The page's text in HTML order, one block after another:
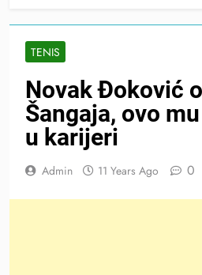
TENIS
Novak Đoković
Šangaja, ovo
u karijeri
Admin 11 Years Ago 0